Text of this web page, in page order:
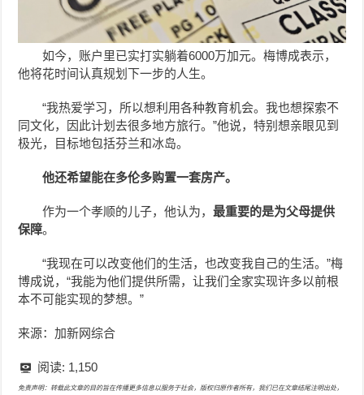
如今，账户里已实打实躺着6000万加元。梅博成表示，
他将花时间认真规划下一步的人生。
“我热爱学习，所以想利用各种教育机会。我也想探索不
同文化，因此计划去很多地方旅行。”他说，特别想亲眼见到
极光，目标地包括芬兰和冰岛。
他还希望能在多伦多购置一套房产。
作为一个孝顺的儿子，他认为，最重要的是为父母提供
保障。
“我现在可以改变他们的生活，也改变我自己的生活。”梅
博成说，“我能为他们提供所需，让我们全家实现许多以前根
本不可能实现的梦想。”
来源：加新网综合
阅读: 1,150
免责声明：转载此文章的目的旨在传播更多信息以服务于社会，版权归原作者所有，我们已在文章结尾注明出处，